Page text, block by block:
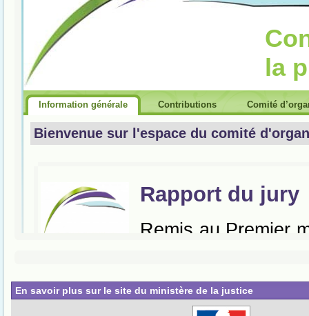
En savoir plus sur le site du ministère de la justice